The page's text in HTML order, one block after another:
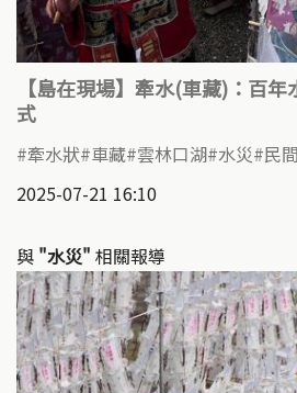
【島在現場】牽水(車藏)：百
式
牽水狀 車藏 雲林口湖 水災 民
2025-07-21 16:10
與 "水災" 相關報導